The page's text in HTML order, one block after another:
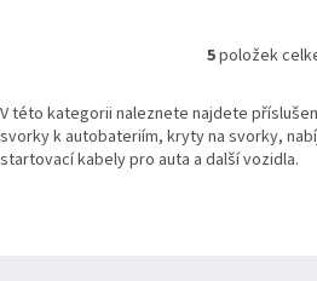
O
l
á
d
5položek
V této kategorii naleznete najdete
svorky k autobateriím, kryty na svorky,
startovací kabely pro auta a další vozidla.